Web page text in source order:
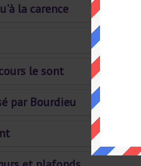
la carence
le sont
par Bourdieu